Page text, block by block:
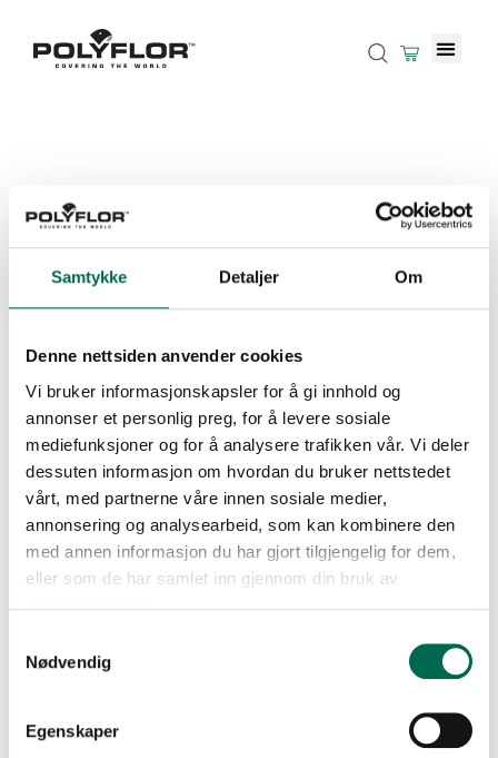
Samtykke Detaljer Om
Denne nettsiden anvender cookies
Vi bruker informasjonskapsler for å gi innhold og
annonser et personlig preg, for å levere sosiale
mediefunksjoner og for å analysere trafikken vår. Vi deler
dessuten informasjon om hvordan du bruker nettstedet
vårt, med partnerne våre innen sosiale medier,
annonsering og analysearbeid, som kan kombinere den
med annen informasjon du har gjort tilgjengelig for dem,
eller som de har samlet inn gjennom din bruk av
Nødvendig
Egenskaper